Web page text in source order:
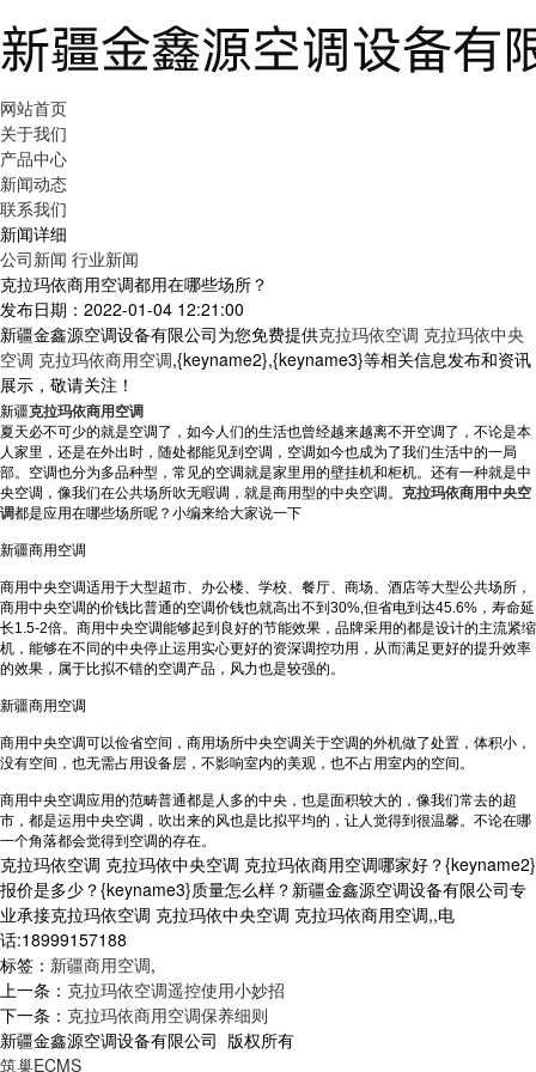
网站首页
关于我们
产品中心
新闻动态
联系我们
新闻详细
公司新闻 行业新闻
克拉玛依商用空调都用在哪些场所？
发布日期：2022-01-04 12:21:00
新疆金鑫源空调设备有限公司为您免费提供克拉玛依空调 克拉玛依中央
空调 克拉玛依商用空调,{keyname2},{keyname3}等相关信息发布和资讯
展示，敬请关注！
新疆克拉玛依商用空调
夏天必不可少的就是空调了，如今人们的生活也曾经越来越离不开空调了，不论是本
人家里，还是在外出时，随处都能见到空调，空调如今也成为了我们生活中的一局
部。空调也分为多品种型，常见的空调就是家里用的壁挂机和柜机。还有一种就是中
央空调，像我们在公共场所吹无暇调，就是商用型的中央空调。 克拉玛依商用中央空
调都是应用在哪些场所呢？小编来给大家说一下
新疆商用空调
商用中央空调适用于大型超市、办公楼、学校、餐厅、商场、酒店等大型公共场所，
商用中央空调的价钱比普通的空调价钱也就高出不到30%,但省电到达45.6%，寿命延
长1.5-2倍。商用中央空调能够起到良好的节能效果，品牌采用的都是设计的主流紧缩
机，能够在不同的中央停止运用实心更好的资深调控功用，从而满足更好的提升效率
的效果，属于比拟不错的空调产品，风力也是较强的。
新疆商用空调
商用中央空调可以俭省空间，商用场所中央空调关于空调的外机做了处置，体积小，
没有空间，也无需占用设备层，不影响室内的美观，也不占用室内的空间。
商用中央空调应用的范畴普通都是人多的中央，也是面积较大的，像我们常去的超
市，都是运用中央空调，吹出来的风也是比拟平均的，让人觉得到很温馨。不论在哪
一个角落都会觉得到空调的存在。
克拉玛依空调 克拉玛依中央空调 克拉玛依商用空调哪家好？{keyname2}
报价是多少？{keyname3}质量怎么样？新疆金鑫源空调设备有限公司专
业承接克拉玛依空调 克拉玛依中央空调 克拉玛依商用空调,,电
话:18999157188
标签： 新疆商用空调,
上一条： 克拉玛依空调遥控使用小妙招
下一条： 克拉玛依商用空调保养细则
新疆金鑫源空调设备有限公司 版权所有
筑巢ECMS